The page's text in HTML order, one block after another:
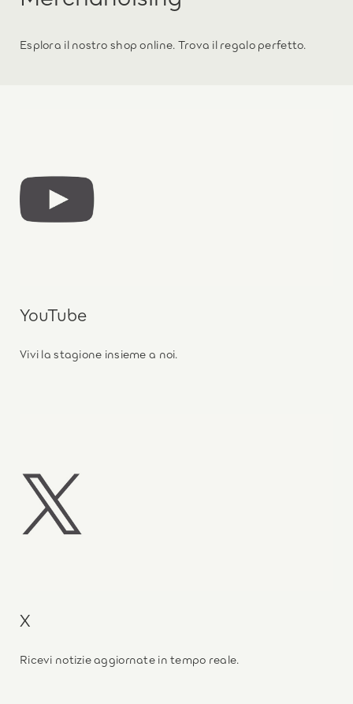
Esplora il nostro shop online. Trova il regalo perfetto.
YouTube
Vivi la stagione insieme a noi.
X
Ricevi notizie aggiornate in tempo reale.